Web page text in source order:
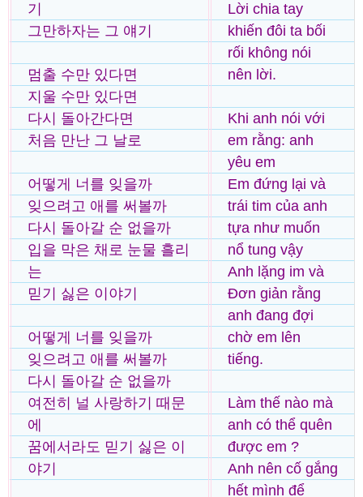
기
그만하자는 그 얘기
멈출 수만 있다면
지울 수만 있다면
다시 돌아간다면
처음 만난 그 날로
어떻게 너를 잊을까
잊으려고 애를 써볼까
다시 돌아갈 순 없을까
입을 막은 채로 눈물 흘리
는
믿기 싫은 이야기
어떻게 너를 잊을까
잊으려고 애를 써볼까
다시 돌아갈 순 없을까
여전히 널 사랑하기 때문
에
꿈에서라도 믿기 싫은 이
야기
Lời chia tay
khiến đôi ta bối
rối không nói
nên lời.
Khi anh nói với
em rằng: anh
yêu em
Em đứng lại và
trái tim của anh
tựa như muốn
nổ tung vậy
Anh lặng im và
Đơn giản rằng
anh đang đợi
chờ em lên
tiếng.
Làm thế nào mà
anh có thể quên
được em ?
Anh nên cố gắng
hết mình để